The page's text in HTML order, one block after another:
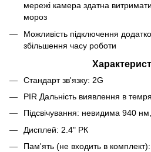
мережі камера здатна
мороз
Можливість підключення
збільшення часу роботи
Стандарт зв'язку: 2G
PIR Дальність виявлення в
Підсвічування: невидима 940 нм,
Дисплей: 2.4" РК
Пам'ять (не входить в